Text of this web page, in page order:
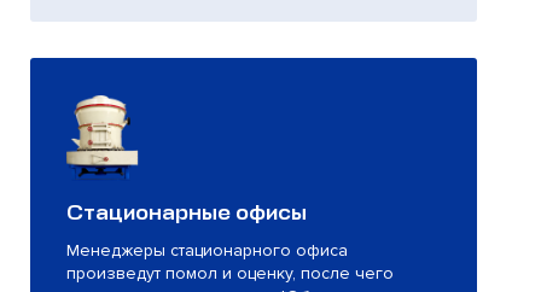
Стационарные офисы
Менеджеры стационарного офиса
произведут помол и оценку, после чего